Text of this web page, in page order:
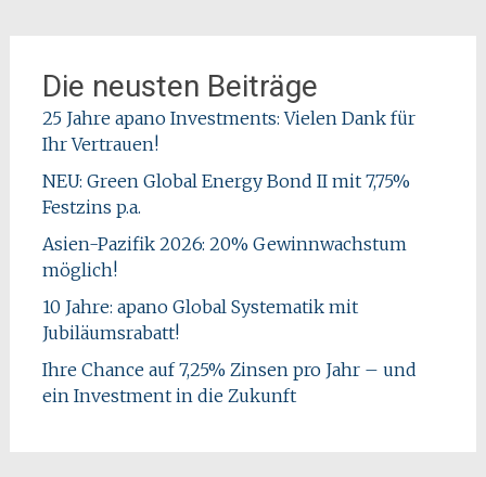
Die neusten Beiträge
25 Jahre apano Investments: Vielen Dank für
Ihr Vertrauen!
NEU: Green Global Energy Bond II mit 7,75%
Festzins p.a.
Asien-Pazifik 2026: 20% Gewinnwachstum
möglich!
10 Jahre: apano Global Systematik mit
Jubiläumsrabatt!
Ihre Chance auf 7,25% Zinsen pro Jahr – und
ein Investment in die Zukunft